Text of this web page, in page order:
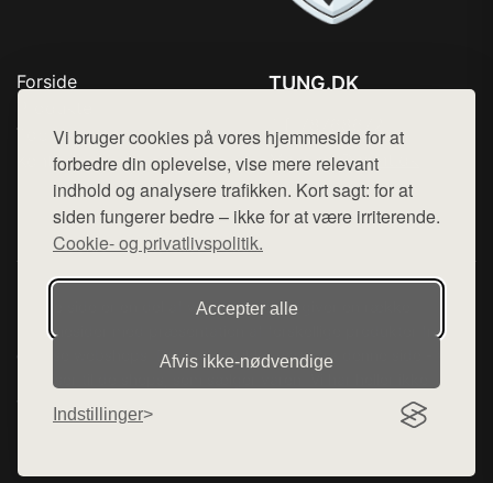
Vi bruger cookies på vores hjemmeside for at
forbedre din oplevelse, vise mere relevant
indhold og analysere trafikken. Kort sagt: for at
siden fungerer bedre – ikke for at være irriterende.
Cookie- og privatlivspolitik.
Accepter alle
Afvis ikke‑nødvendige
Indstillinger
Forside
Top Rabatter
Kontakt
TUNG.DK
Mail: hej@want.dk
Cookie- og privatlivspolitik
Denne side er en del af want.dk, der udgiver en række
hjemmesider med præsentation af forskellige produkter fra
diverse webshops. Der sælges ikke varer fra denne side - vi
henviser til de shops, som sælger varen. Vi har heller ikke
varerne på lager.